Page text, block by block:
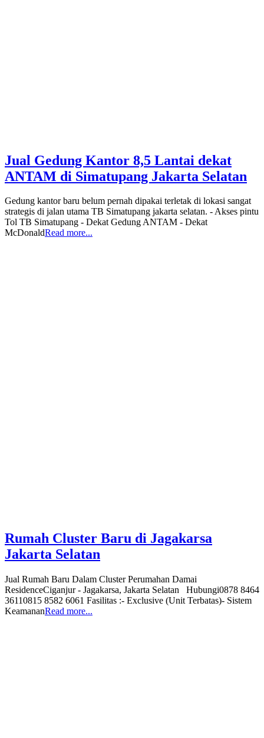
Jual Gedung Kantor 8,5 Lantai dekat
ANTAM di Simatupang Jakarta Selatan
Gedung kantor baru belum pernah dipakai terletak di lokasi sangat
strategis di jalan utama TB Simatupang jakarta selatan. - Akses pintu
Tol TB Simatupang - Dekat Gedung ANTAM - Dekat
McDonaldRead more...
Rumah Cluster Baru di Jagakarsa
Jakarta Selatan
Jual Rumah Baru Dalam Cluster Perumahan Damai
ResidenceCiganjur - Jagakarsa, Jakarta Selatan Hubungi0878 8464
36110815 8582 6061 Fasilitas :- Exclusive (Unit Terbatas)- Sistem
KeamananRead more...